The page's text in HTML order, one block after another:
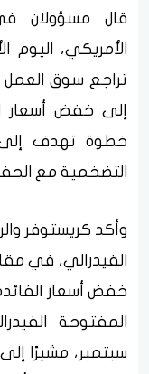
قال مسؤولان
الأمريكي، اليوم
تراجع سوق العمل
إلى خفض أسعار
خطوة تهدف إلى
التضخمية مع
وأكد كريستوفر
خفض أسعار
سبتمبر، مشيرًا